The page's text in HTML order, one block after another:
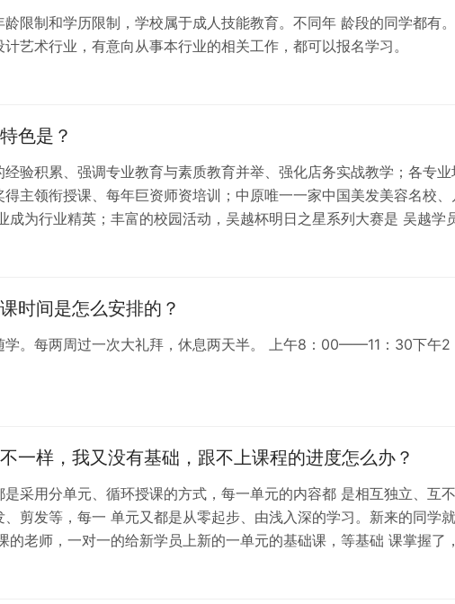
限制和学历限制，学校属于成人技能教育。不同年 龄段的同学都有
艺术行业，有意向从事本行业的相关工作，都可以报名学习。
色是？
验积累、强调专业教育与素质教育并举、强化店务实战教学；各专业
主领衔授课、每年巨资师资培训；中原唯一一家中国美发美容名校
成为行业精英；丰富的校园活动，吴越杯明日之星系列大赛是 吴越学
，是学员就业、创业成 功的保障；与国际知名培训机构、业内名师、
时间是怎么安排的？
学。每两周过一次大礼拜，休息两天半。 上午8：00——11：30下
一样，我又没有基础，跟不上课程的进度怎么办？
采用分单元、循环授课的方式，每一单元的内容都 是相互独立、互
剪发等，每一 单元又都是从零起步、由浅入深的学习。新来的同学
的老师，一对一的给新学员上新的一单元的基础课，等基础 课掌握了
程。